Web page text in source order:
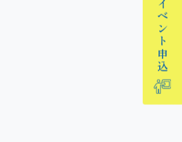
イベント
申込